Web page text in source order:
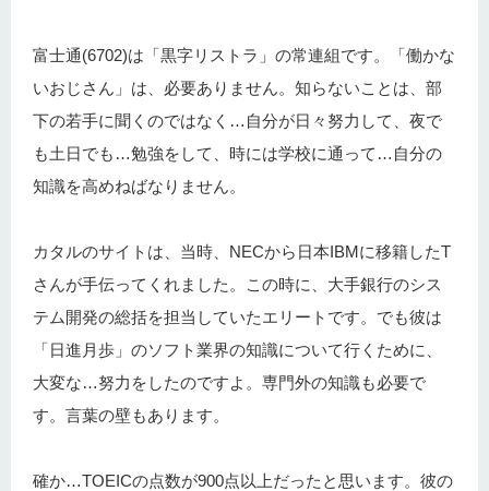
富士通(6702)は「黒字リストラ」の常連組です。「働かな
いおじさん」は、必要ありません。知らないことは、部
下の若手に聞くのではなく…自分が日々努力して、夜で
も土日でも…勉強をして、時には学校に通って…自分の
知識を高めねばなりません。
カタルのサイトは、当時、NECから日本IBMに移籍したT
さんが手伝ってくれました。この時に、大手銀行のシス
テム開発の総括を担当していたエリートです。でも彼は
「日進月歩」のソフト業界の知識について行くために、
大変な…努力をしたのですよ。専門外の知識も必要で
す。言葉の壁もあります。
確か…TOEICの点数が900点以上だったと思います。彼の